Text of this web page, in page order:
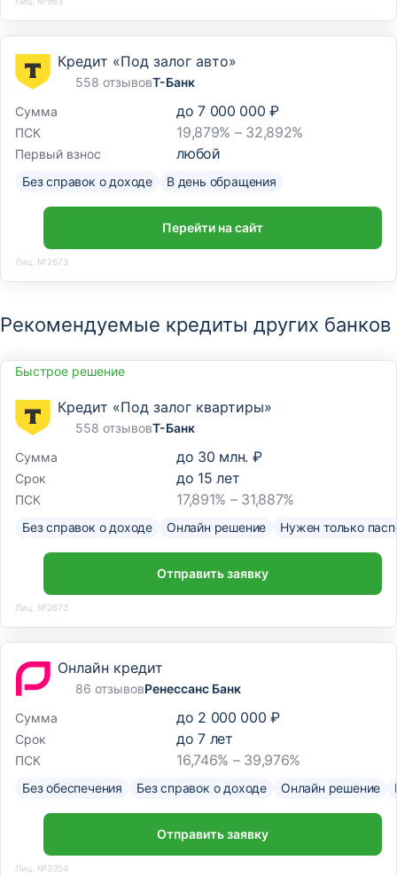
Кредит «Под залог авто»
558 отзывовТ-Банк
Сумма
до 7 000 000 ₽
ПСК 19,879% – 32,892%
Первый взнос любой
Без справок о доходе В день обращения
Перейти на сайт
Лиц. №2673
Рекомендуемые кредиты других банков
Быстрое решение
Кредит «Под залог квартиры»
558 отзывовТ-Банк
Сумма
до 30 млн. ₽
Срок до 15 лет
ПСК 17,891% – 31,887%
Без справок о доходе Онлайн решение Нужен только
Отправить заявку
Лиц. №2673
Онлайн кредит
86 отзывовРенессанс Банк
Сумма
до 2 000 000 ₽
Срок до7лет
ПСК 16,746% – 39,976%
Без обеспечения Без справок о доходе Онлайн решение
Отправить заявку
Лиц. №3354